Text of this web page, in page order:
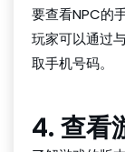
要查看NPC的
玩家可以通过
取手机号码。
4. 查看